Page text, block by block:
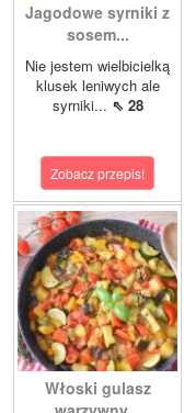
Jagodowe syrniki z
sosem...
Nie jestem wielbicielką
klusek leniwych ale
syrniki... ⇖ 28
Zobacz przepis!
Włoski gulasz